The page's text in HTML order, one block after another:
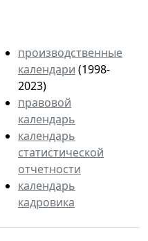
производственные
календари (1998-
2023)
правовой
календарь
календарь
статистической
отчетности
календарь
кадровика